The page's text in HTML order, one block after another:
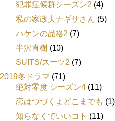
犯罪症候群シーズン2 (4)
私の家政夫ナギサさん (5)
ハケンの品格2 (7)
半沢直樹 (10)
SUITS/スーツ2 (7)
2019冬ドラマ (71)
絶対零度 シーズン4 (11)
恋はつづくよどこまでも (1)
知らなくていいコト (11)